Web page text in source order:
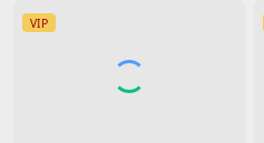
4/11GB][日语中字]
VIP